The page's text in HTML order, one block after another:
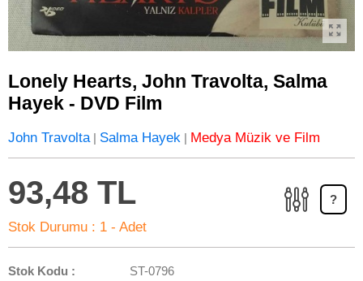
Lonely Hearts, John Travolta, Salma
Hayek - DVD Film
John Travolta | Salma Hayek | Medya Müzik ve Film
93,48 TL
Stok Durumu : 1 - Adet
?
Stok Kodu : ST-0796